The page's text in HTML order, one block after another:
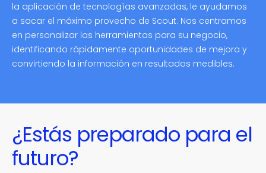
la aplicación de tecnologías avanzadas, le ayudamos
a sacar el máximo provecho de Scout. Nos centramos
en personalizar las herramientas para su negocio,
identificando rápidamente oportunidades de mejora y
convirtiendo la información en resultados medibles.
¿Estás preparado para el
futuro?